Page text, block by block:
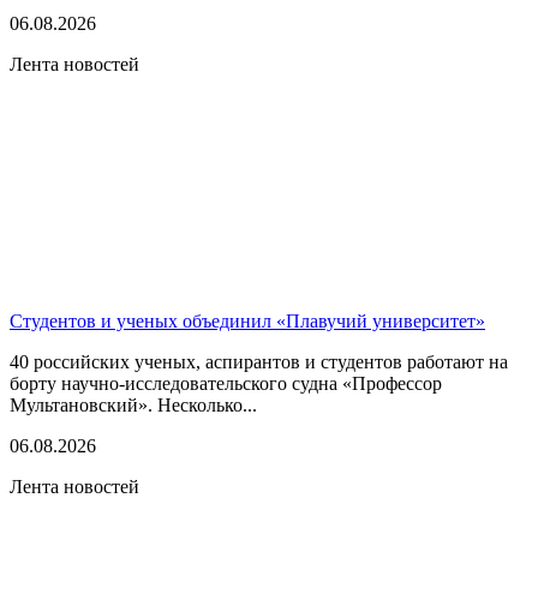
06.08.2026
Лента новостей
Студентов и ученых объединил «Плавучий университет»
40 российских ученых, аспирантов и студентов работают на
борту научно-исследовательского судна «Профессор
Мультановский». Несколько...
06.08.2026
Лента новостей